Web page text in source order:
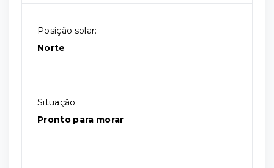
Posição solar:
Norte
Situação:
Pronto para morar